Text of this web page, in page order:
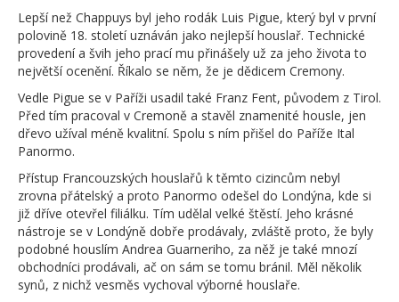
Lepší než Chappuys byl jeho rodák Luis Pigue, který byl v první
polovině 18. století uznáván jako nejlepší houslař. Technické
provedení a švih jeho prací mu přinášely už za jeho života to
největší ocenění. Říkalo se něm, že je dědicem Cremony.
Vedle Pigue se v Paříži usadil také Franz Fent, původem z Tirol.
Před tím pracoval v Cremoně a stavěl znamenité housle, jen
dřevo užíval méně kvalitní. Spolu s ním přišel do Paříže Ital
Panormo.
Přístup Francouzských houslařů k těmto cizincům nebyl
zrovna přátelský a proto Panormo odešel do Londýna, kde si
již dříve otevřel filiálku. Tím udělal velké štěstí. Jeho krásné
nástroje se v Londýně dobře prodávaly, zvláště proto, že byly
podobné houslím Andrea Guarneriho, za něž je také mnozí
obchodníci prodávali, ač on sám se tomu bránil. Měl několik
synů, z nichž vesměs vychoval výborné houslaře.